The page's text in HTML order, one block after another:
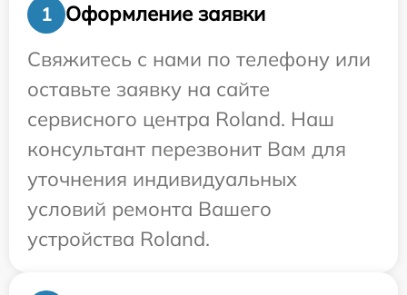
1
Оформление заявки
Свяжитесь с нами по телефону или
оставьте заявку на сайте
сервисного центра Roland. Наш
консультант перезвонит Вам для
уточнения индивидуальных
условий ремонта Вашего
устройства Roland.